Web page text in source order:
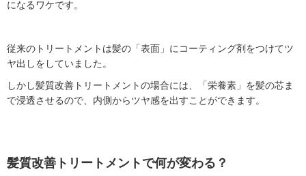
になるワケです。
従来のトリートメントは髪の「表面」にコーティング剤をつけてツ
ヤ出しをしていました。
しかし髪質改善トリートメントの場合には、「栄養素」を髪の芯ま
で浸透させるので、内側からツヤ感を出すことができます。
髪質改善トリートメントで何が変わる？